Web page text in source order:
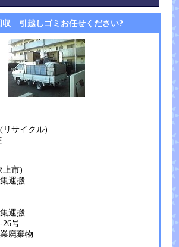
収 引越しゴミお任せください?
(リサイクル)
市)
運搬
運搬
26号
廃棄物